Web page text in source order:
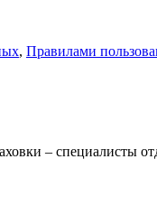
, Правилами
–